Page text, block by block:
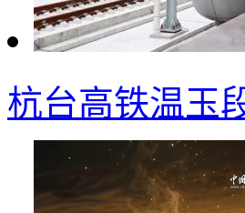
杭台高铁温玉